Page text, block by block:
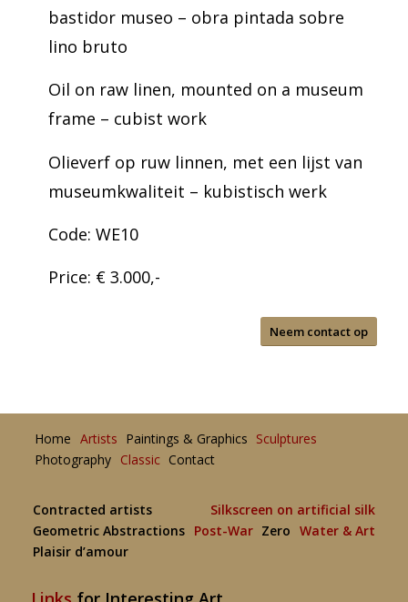
bastidor museo – obra pintada sobre
lino bruto
Oil on raw linen, mounted on a museum
frame – cubist work
Olieverf op ruw linnen, met een lijst van
museumkwaliteit – kubistisch werk
Code: WE10
Price: € 3.000,-
Neem contact op
Home Artists Paintings & Graphics Sculptures
Photography Classic Contact
Contracted artists
Silkscreen on artificial silk
Geometric Abstractions
Post-War Zero Water & Art
Plaisir d’amour